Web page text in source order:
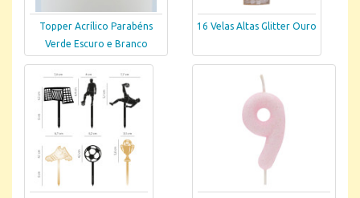
Topper Acrílico Parabéns
Verde Escuro e Branco
16 Velas Altas Glitter Ouro